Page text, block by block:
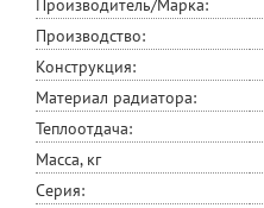
Производитель/Марка:
Производство:
Конструкция:
Материал радиатора:
Теплоотдача:
Масса, кг
Серия: